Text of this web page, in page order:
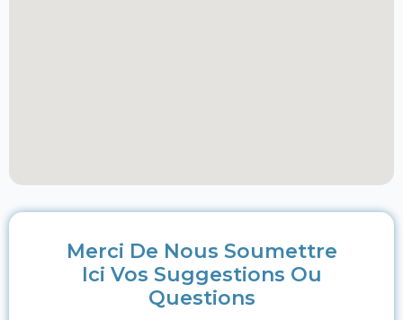
Merci De Nous Soumettre
Ici Vos Suggestions Ou
Questions